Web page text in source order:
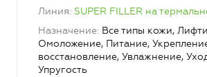
Линия SUPER FILLER на
Назначение Все типы кожи,
Омоложение, Питание,
восстановление, Увлажнение,
Упругость